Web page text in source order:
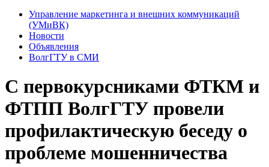
Управление маркетинга и внешних коммуникаций
(УМиВК)
Новости
Объявления
ВолгГТУ в СМИ
С первокурсниками ФТКМ и
ФТПП ВолгГТУ провели
профилактическую беседу о
проблеме мошенничества